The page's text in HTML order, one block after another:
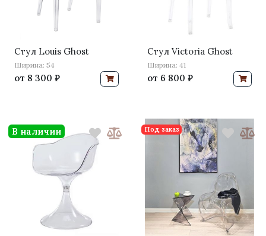
Стул Louis Ghost
Ширина: 54
от 8 300 ₽
Стул Victoria Ghost
Ширина: 41
от 6 800 ₽
В наличии Под заказ